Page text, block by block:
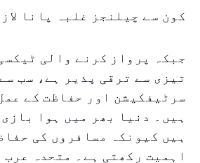
کون سے چیلنجز غلبہ پانا
جبکہ پرواز کرنے والی
تیزی سے ترقی پذیر ہے، سب
سرٹیفکیشن اور حفاظت کے
ہیں۔ دنیا بھر میں ہوا بازی
ہیں کیونکہ مسافروں کی
اہمیت رکھتی ہے۔ متحدہ عرب